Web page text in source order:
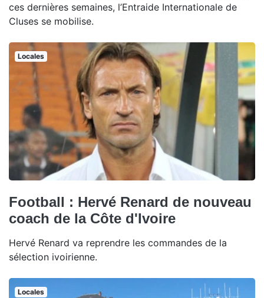
ces dernières semaines, l’Entraide Internationale de
Cluses se mobilise.
Locales
Football : Hervé Renard de nouveau
coach de la Côte d'Ivoire
Hervé Renard va reprendre les commandes de la
sélection ivoirienne.
Locales